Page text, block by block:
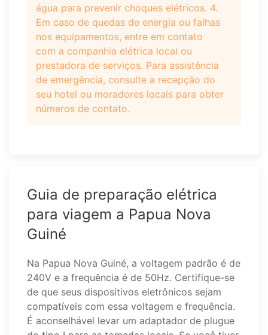
água para prevenir choques elétricos. 4.
Em caso de quedas de energia ou falhas
nos equipamentos, entre em contato
com a companhia elétrica local ou
prestadora de serviços. Para assistência
de emergência, consulte a recepção do
seu hotel ou moradores locais para obter
números de contato.
Guia de preparação elétrica
para viagem a Papua Nova
Guiné
Na Papua Nova Guiné, a voltagem padrão é de
240V e a frequência é de 50Hz. Certifique-se
de que seus dispositivos eletrônicos sejam
compatíveis com essa voltagem e frequência.
É aconselhável levar um adaptador de plugue